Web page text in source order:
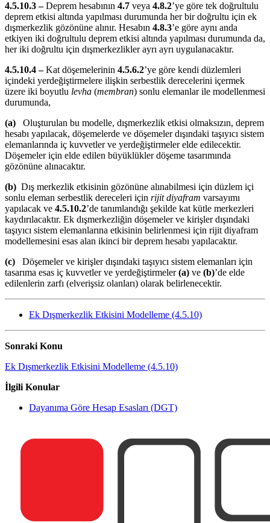
4.5.10.3 –Deprem hesabının 4.7 veya 4.8.2’ye göre tek doğrultulu
deprem etkisi altında yapılması durumunda her bir doğrultu için ek
dışmerkezlik gözönüne alınır. Hesabın 4.8.3’e göre aynı anda
etkiyen iki doğrultulu deprem etkisi altında yapılması durumunda da,
her iki doğrultu için dışmerkezlikler ayrı ayrı uygulanacaktır.
4.5.10.4 –Kat döşemelerinin 4.5.6.2’ye göre kendi düzlemleri
içindeki yerdeğiştirmelere ilişkin serbestlik derecelerini içermek
üzere iki boyutlu levha (membran) sonlu elemanlar ile modellenmesi
durumunda,
(a) Oluşturulan bu modelle, dışmerkezlik etkisi olmaksızın, deprem
hesabı yapılacak, döşemelerde ve döşemeler dışındaki taşıyıcı sistem
elemanlarında iç kuvvetler ve yerdeğiştirmeler elde edilecektir.
Döşemeler için elde edilen büyüklükler döşeme tasarımında
gözönüne alınacaktır.
(b) Dış merkezlik etkisinin gözönüne alınabilmesi için düzlem içi
sonlu eleman serbestlik dereceleri için rijit diyafram varsayımı
yapılacak ve 4.5.10.2’de tanımlandığı şekilde kat kütle merkezleri
kaydırılacaktır. Ek dışmerkezliğin döşemeler ve kirişler dışındaki
taşıyıcı sistem elemanlarına etkisinin belirlenmesi için rijit diyafram
modellemesini esas alan ikinci bir deprem hesabı yapılacaktır.
(c) Döşemeler ve kirişler dışındaki taşıyıcı sistem elemanları için
tasarıma esas iç kuvvetler ve yerdeğiştirmeler(a) ve (b)’de elde
edilenlerin zarfı (elverişsiz olanları) olarak belirlenecektir.
Ek Dışmerkezlik Etkisini Modelleme (4.5.10)
Sonraki Konu
Ek Dışmerkezlik Etkisini Modelleme (4.5.10)
İlgili Konular
Dayanıma Göre Hesap Esasları (DGT)